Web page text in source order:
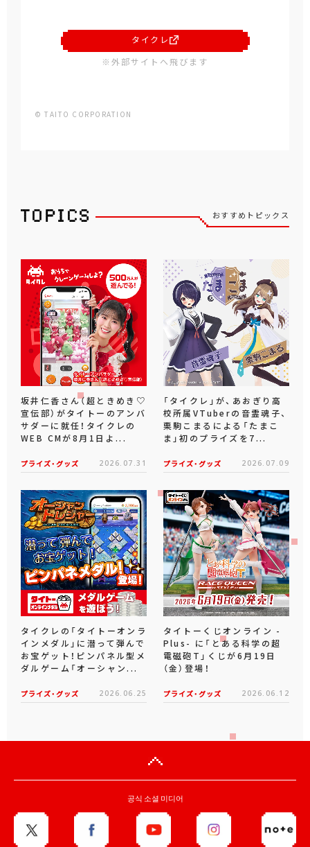
タイクレ
※外部サイトへ飛びます
© TAITO CORPORATION
おすすめトピックス
坂井仁香さん（超ときめき♡
宣伝部）がタイトーのアンバ
サダーに就任！タイクレの
WEB CMが8月1日よ...
プライズ・グッズ 2026.07.31
「タイクレ」が、あおぎり高
校所属VTuberの音霊魂子、
栗駒こまるによる「たまこ
ま」初のプライズを7...
プライズ・グッズ 2026.07.09
タイクレの「タイトーオンラ
インメダル」に潜って弾んで
お宝ゲット！ピンパネル型メ
ダルゲーム「オーシャン...
プライズ・グッズ 2026.06.25
タイトーくじオンライン -
Plus- に「とある科学の超
電磁砲T」くじが6月19日
（金）登場！
プライズ・グッズ 2026.06.12
공식 소셜 미디어